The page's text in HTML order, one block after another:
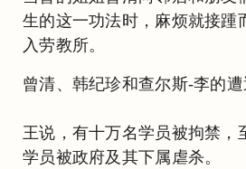
生的这一功法时，麻烦就接踵
入劳教所。
曾清、韩纪珍和查尔斯-李的遭
王说，有十万名学员被拘禁，
学员被政府及其下属虐杀。